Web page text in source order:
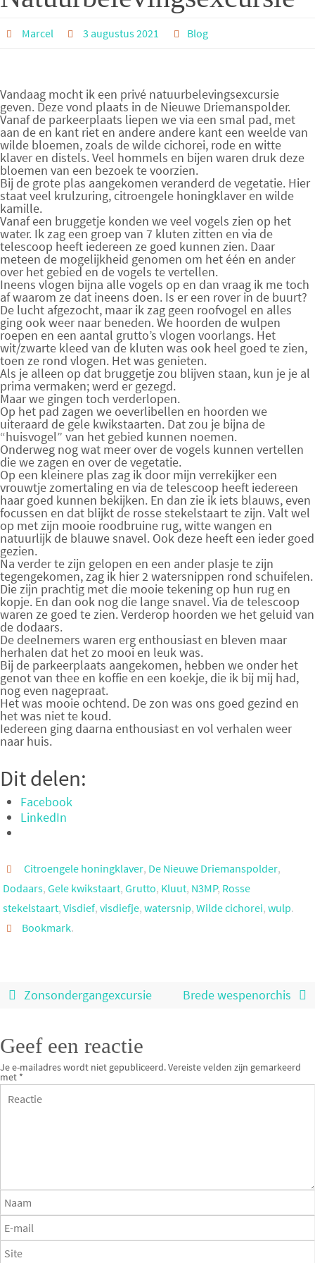
Marcel 3 augustus 2021 Blog
Vandaag mocht ik een privé natuurbelevingsexcursie
geven. Deze vond plaats in de Nieuwe Driemanspolder.
Vanaf de parkeerplaats liepen we via een smal pad, met
aan de en kant riet en andere andere kant een weelde van
wilde bloemen, zoals de wilde cichorei, rode en witte
klaver en distels. Veel hommels en bijen waren druk deze
bloemen van een bezoek te voorzien.
Bij de grote plas aangekomen veranderd de vegetatie. Hier
staat veel krulzuring, citroengele honingklaver en wilde
kamille.
Vanaf een bruggetje konden we veel vogels zien op het
water. Ik zag een groep van 7 kluten zitten en via de
telescoop heeft iedereen ze goed kunnen zien. Daar
meteen de mogelijkheid genomen om het één en ander
over het gebied en de vogels te vertellen.
Ineens vlogen bijna alle vogels op en dan vraag ik me toch
af waarom ze dat ineens doen. Is er een rover in de buurt?
De lucht afgezocht, maar ik zag geen roofvogel en alles
ging ook weer naar beneden. We hoorden de wulpen
roepen en een aantal grutto’s vlogen voorlangs. Het
wit/zwarte kleed van de kluten was ook heel goed te zien,
toen ze rond vlogen. Het was genieten.
Als je alleen op dat bruggetje zou blijven staan, kun je je al
prima vermaken; werd er gezegd.
Maar we gingen toch verderlopen.
Op het pad zagen we oeverlibellen en hoorden we
uiteraard de gele kwikstaarten. Dat zou je bijna de
“huisvogel” van het gebied kunnen noemen.
Onderweg nog wat meer over de vogels kunnen vertellen
die we zagen en over de vegetatie.
Op een kleinere plas zag ik door mijn verrekijker een
vrouwtje zomertaling en via de telescoop heeft iedereen
haar goed kunnen bekijken. En dan zie ik iets blauws, even
focussen en dat blijkt de rosse stekelstaart te zijn. Valt wel
op met zijn mooie roodbruine rug, witte wangen en
natuurlijk de blauwe snavel. Ook deze heeft een ieder goed
gezien.
Na verder te zijn gelopen en een ander plasje te zijn
tegengekomen, zag ik hier 2 watersnippen rond schuifelen.
Die zijn prachtig met die mooie tekening op hun rug en
kopje. En dan ook nog die lange snavel. Via de telescoop
waren ze goed te zien. Verderop hoorden we het geluid van
de dodaars.
De deelnemers waren erg enthousiast en bleven maar
herhalen dat het zo mooi en leuk was.
Bij de parkeerplaats aangekomen, hebben we onder het
genot van thee en koffie en een koekje, die ik bij mij had,
nog even nagepraat.
Het was mooie ochtend. De zon was ons goed gezind en
het was niet te koud.
Iedereen ging daarna enthousiast en vol verhalen weer
naar huis.
Dit delen:
Facebook
LinkedIn
Citroengele honingklaver, De Nieuwe Driemanspolder,
Dodaars, Gele kwikstaart, Grutto, Kluut, N3MP, Rosse
stekelstaart, Visdief, visdiefje, watersnip, Wilde cichorei, wulp.
Bookmark.
Zonsondergangexcursie Brede wespenorchis
Geef een reactie
Je e-mailadres wordt niet gepubliceerd.Vereiste velden zijn gemarkeerd
met *